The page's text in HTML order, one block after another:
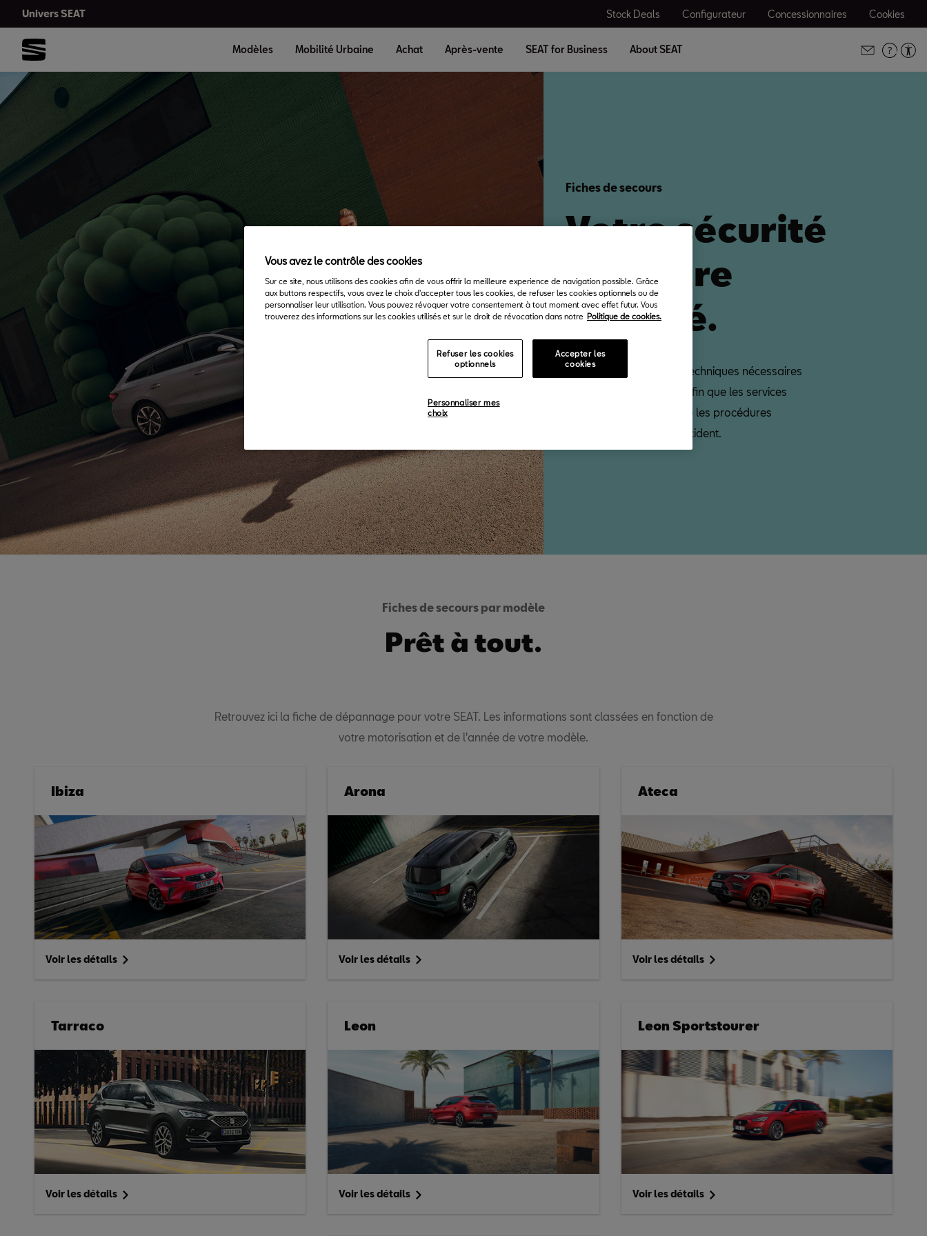
Univers SEAT Stock Deals Configurateur Concessionnaires Cookies
Modèles Mobilité Urbaine Achat Après-vente SEAT for Business About SEAT
Fiches de secours
Votre sécurité
est notre
priorité.
Toutes les informations techniques nécessaires
concernant votre SEAT, afin que les services
d'urgence puissent suivre les procédures
appropriées en cas d'accident.
Fiches de secours par modèle
Prêt à tout.
Retrouvez ici la fiche de dépannage pour votre SEAT. Les informations sont classées en fonction de
votre motorisation et de l'année de votre modèle.
Ibiza
Voir les détails
Arona
Voir les détails
Ateca
Voir les détails
Tarraco
Voir les détails
Leon
Voir les détails
Leon Sportstourer
Voir les détails
Vous avez le contrôle des cookies
Sur ce site, nous utilisons des cookies afin de vous offrir la meilleure experience de navigation possible. Grâce
aux buttons respectifs, vous avez le choix d'accepter tous les cookies, de refuser les cookies optionnels ou de
personnaliser leur utilisation. Vous pouvez révoquer votre consentement à tout moment avec effet futur. Vous
trouverez des informations sur les cookies utilisés et sur le droit de révocation dans notre Politique de cookies.
Refuser les cookies
optionnels
Accepter les
cookies
Personnaliser mes
choix